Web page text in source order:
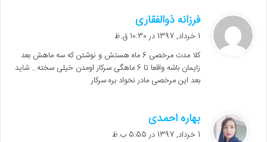
فرزانه ذوالفقاری
:
1 خرداد, 1397 در 10:30 ق.ظ
کلا مدت مرخصی 6 ماه هستش و نوشتن که سه ماهش بعد
زایمان باشه واقعا تا 6 ماهگی سرکار اومدن خیلی سخته… شاید
بعد این مرخصی مادر نخواد بره سرکار
بهاره احمدی
ف
1 خرداد, 1397 در 5:55 ب.ظ